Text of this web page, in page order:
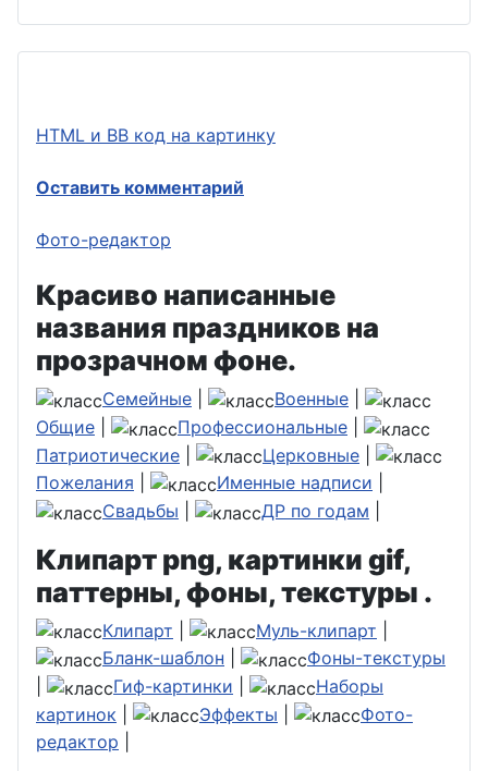
HTML и BB код на картинку
Оставить комментарий
Фото-редактор
Красиво написанные
названия праздников на
прозрачном фоне.
Семейные Военные
Общие
Профессиональные
Патриотические
Церковные
Пожелания
Именные надписи
Свадьбы
ДР по годам
Клипарт png, картинки gif,
паттерны, фоны, текстуры .
Клипарт Муль-клипарт
Бланк-шаблон
Фоны-текстуры
Гиф-картинки
Наборы
картинок
Эффекты
Фото-
редактор